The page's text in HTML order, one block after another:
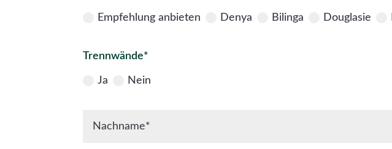
Empfehlung anbieten Denya Bilinga Douglasie
Trennwände*
Ja Nein